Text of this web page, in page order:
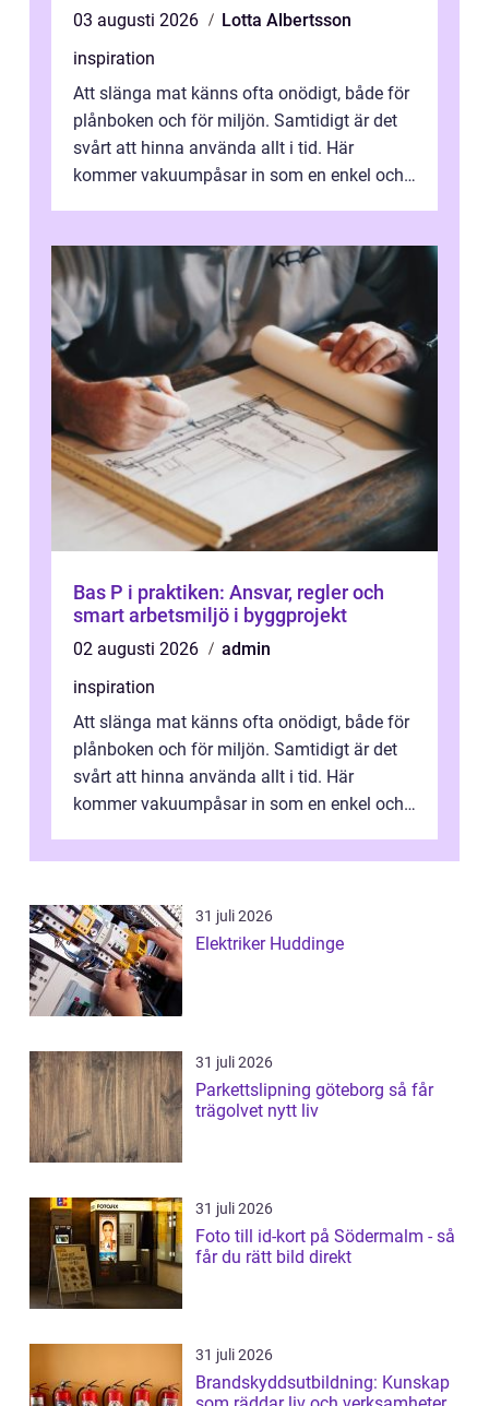
03 augusti 2026
Lotta Albertsson
inspiration
Att slänga mat känns ofta onödigt, både för
plånboken och för miljön. Samtidigt är det
svårt att hinna använda allt i tid. Här
kommer vakuumpåsar in som en enkel och
Bas P i praktiken: Ansvar, regler och
smart arbetsmiljö i byggprojekt
02 augusti 2026
admin
inspiration
Att slänga mat känns ofta onödigt, både för
plånboken och för miljön. Samtidigt är det
svårt att hinna använda allt i tid. Här
kommer vakuumpåsar in som en enkel och
31 juli 2026
Elektriker Huddinge
31 juli 2026
Parkettslipning göteborg så får
trägolvet nytt liv
31 juli 2026
Foto till id-kort på Södermalm - så
får du rätt bild direkt
31 juli 2026
Brandskyddsutbildning: Kunskap